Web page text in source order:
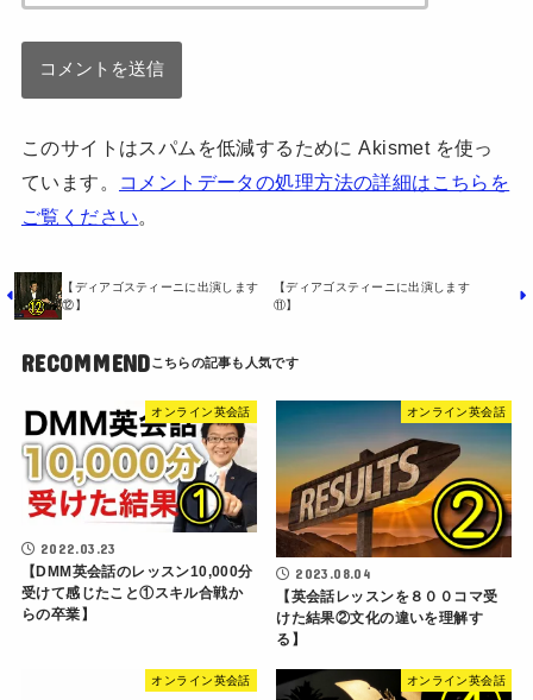
このサイトはスパムを低減するために Akismet を使っ
ています。
コメントデータの処理方法の詳細はこちらを
ご覧ください
【ディアゴスティーニに出演します
⑫】
【ディアゴスティーニに出演します
⑪】
RECOMMEND
オンライン英会話
2022.03.23
【DMM英会話のレッスン10,000分
受けて感じたこと①スキル合戦か
らの卒業】
オンライン英会話
2023.08.04
【英会話レッスンを８００コマ受
けた結果②文化の違いを理解す
る】
オンライン英会話 オンライン英会話